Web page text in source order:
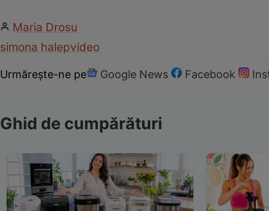
Maria Drosu
simona halepvideo
Urmărește-ne pe Google News Facebook
Ghid de cumpărături